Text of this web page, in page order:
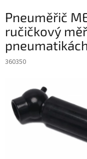
Pneuměřič
ručičkový
360350